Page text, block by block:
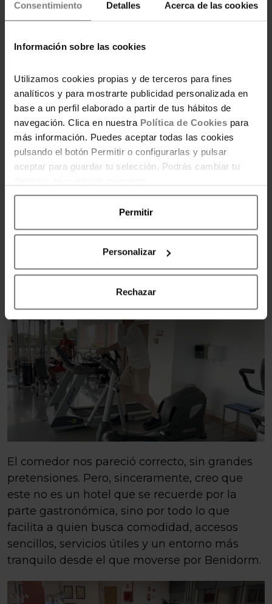
Consentimiento Detalles Acerca de las cookies
Información sobre las cookies
Utilizamos cookies propias y de terceros para fines
analíticos y para mostrarte publicidad personalizada en
base a un perfil elaborado a partir de tus hábitos de
navegación. Clica en nuestra Política de Cookies para
más información. Puedes aceptar todas las cookies
pulsando el botón Permitir o configurarlas y pulsar
aceptar para guardar tu selección. Podrás cambiar tu
Permitir
Personalizar
Rechazar
con cafetería, mesa de billar, sauna, lavandería
autoservicio, piscina exterior con una terraza
amplia y un gimnasio que nos sorprendió para
más nos gustaron de esta escapada, tanto
por el equipamiento como por las vistas hacia
la piscina, que hacen el rato de entrenamiento
bastante más agradable.
El comedor nos pareció correcto, sin grandes
pretensiones. Pero, sinceramente, creo que
este no es un hotel que se recuerde por la
parte gastronómica, sino por todo lo que
facilita a quien busca comodidad, accesos
sencillos, servicios útiles y un entorno más
tranquilo desde el que moverse por Benidorm.